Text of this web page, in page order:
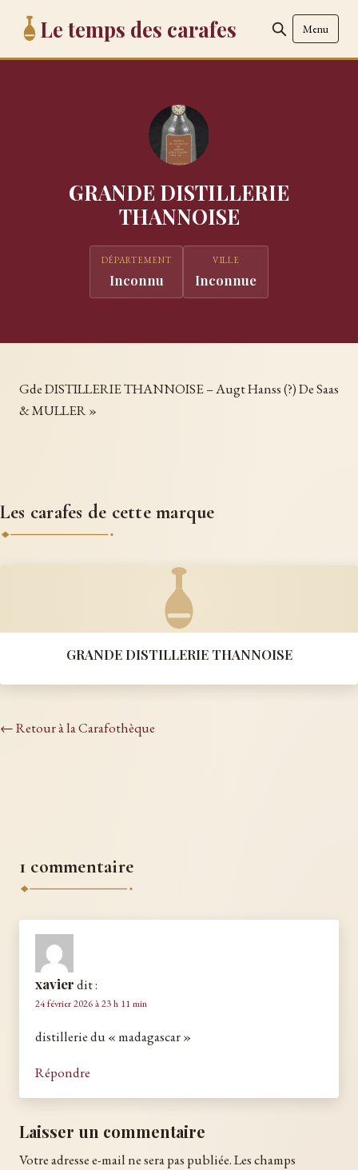
Le temps des carafes Menu
GRANDE DISTILLERIE
THANNOISE
DÉPARTEMENT
Inconnu
VILLE
Inconnue
Gde DISTILLERIE THANNOISE – Augt Hanss (?) De Saas
& MULLER »
Les carafes de cette marque
GRANDE DISTILLERIE THANNOISE
← Retour à la Carafothèque
1 commentaire
xavierdit :
24 février 2026 à 23 h 11 min
distillerie du « madagascar »
Répondre
Laisser un commentaire
Votre adresse e-mail ne sera pas publiée.Les champs